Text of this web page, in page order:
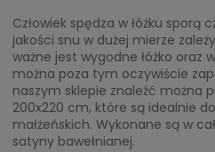
Człowiek spędza w łóżku sporą
jakości snu w dużej mierze
ważne jest wygodne łóżko oraz
można poza tym oczywiście
naszym sklepie znaleźć można
200x220 cm, które są idealnie
małżeńskich. Wykonane są w
satyny bawełnianej.